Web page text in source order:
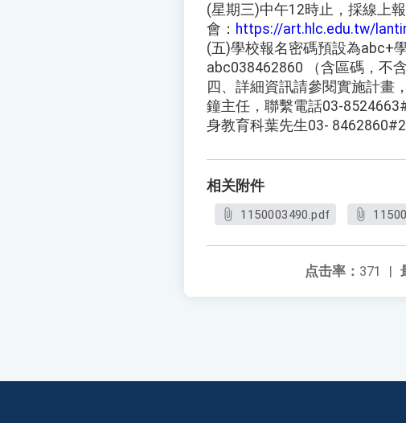
(星期三)中午12時止，採線上
會： https://art.hlc.edu.tw/
(五)學校報名密碼預設為abc+
abc038462860 （含區碼，不
四、詳細資訊請參閱實施計畫
鐘主任，聯繫電話03-
身教育科葉先生03-
相关附件
1150003490.pdf
点击率： 371 |